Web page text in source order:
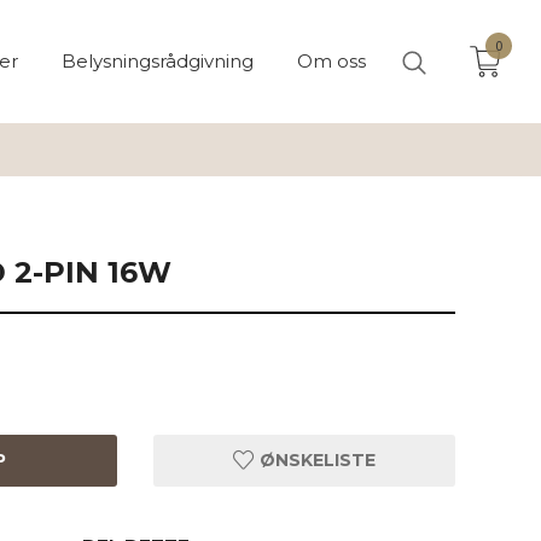
Belysningsrådgivning Om oss
0
2-PIN 16W
ØNSKELISTE